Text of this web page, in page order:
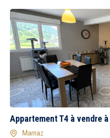
Appartement T4 à vendre
Marnaz